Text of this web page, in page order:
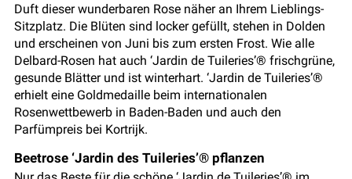
Duft dieser wunderbaren Rose näher an Ihrem Lieblings-
Sitzplatz. Die Blüten sind locker gefüllt, stehen in Dolden
und erscheinen von Juni bis zum ersten Frost. Wie alle
Delbard-Rosen hat auch ‘Jardin de Tuileries’® frischgrüne,
gesunde Blätter und ist winterhart. ‘Jardin de Tuileries’®
erhielt eine Goldmedaille beim internationalen
Rosenwettbewerb in Baden-Baden und auch den
Parfümpreis bei Kortrijk.
Beetrose ‘Jardin des Tuileries’® pflanzen